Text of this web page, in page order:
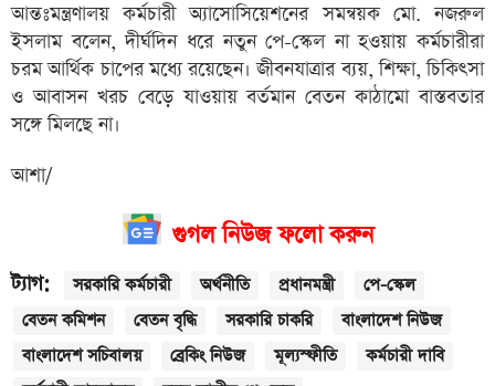
আন্তঃমন্ত্রণালয় কর্মচারী অ্যাসোসিয়েশনের সমন্বয়ক মো. নজরুল
ইসলাম বলেন, দীর্ঘদিন ধরে নতুন পে-স্কেল না হওয়ায় কর্মচারীরা
চরম আর্থিক চাপের মধ্যে রয়েছেন। জীবনযাত্রার ব্যয়, শিক্ষা, চিকিৎসা
ও আবাসন খরচ বেড়ে যাওয়ায় বর্তমান বেতন কাঠামো বাস্তবতার
সঙ্গে মিলছে না।
আশা/
গুগল নিউজ ফলো করুন
ট্যাগ: সরকারি কর্মচারী অর্থনীতি প্রধানমন্ত্রী
পে-স্কেল
বেতন কমিশন
বেতন বৃদ্ধি সরকারি চাকরি
বাংলাদেশ নিউজ
বাংলাদেশ সচিবালয়
ব্রেকিং নিউজ মূল্যস্ফীতি
কর্মচারী দাবি